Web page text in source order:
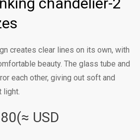
creates clear lines on its own, with
beauty. The glass tube and
each other, giving out soft and
light.
USD